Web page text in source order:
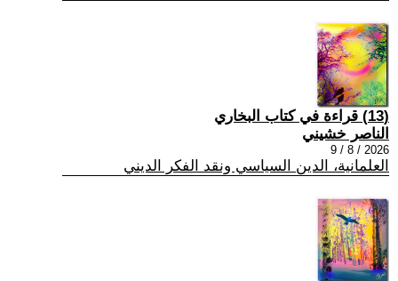
(13) قراءة في كتاب البخاري
الناصر خشيني
2026 / 8 / 9
العلمانية، الدين السياسي ونقد الفكر الديني